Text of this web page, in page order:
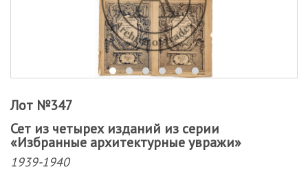
Лот №347
Сет из четырех изданий из серии
«Избранные архитектурные увражи»
1939-1940